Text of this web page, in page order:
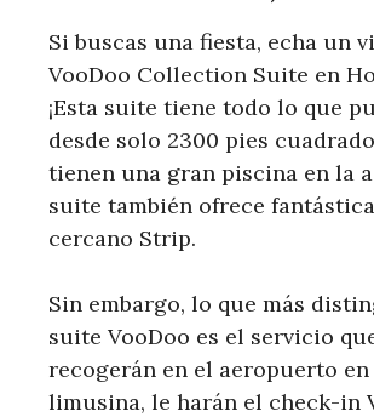
Si buscas una fiesta, echa un
VooDoo Collection Suite en
¡Esta suite tiene todo lo que
desde solo 2300 pies
tienen una gran piscina en la
suite también ofrece
cercano Strip.
Sin embargo, lo que más
suite VooDoo es el servicio
recogerán en el aeropuerto
limusina, le harán el check-in